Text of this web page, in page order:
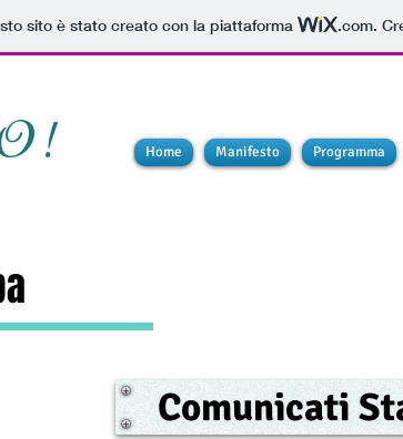
sito è stato creato con la piattaforma .com.
Home Manifesto Programma
!
Comunicati